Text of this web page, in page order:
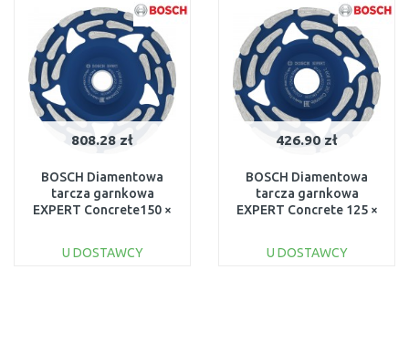
Do porównania Do porównania
808.28 zł
BOSCH Diamentowa
tarcza garnkowa
EXPERT Concrete150 ×
U DOSTAWCY
426.90 zł
BOSCH Diamentowa
tarcza garnkowa
EXPERT Concrete 125 ×
U DOSTAWCY